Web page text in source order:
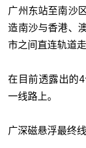
广州东站至南沙
造南沙与香港、
市之间直连轨道走
在目前透露出的
一线路上。
广深磁悬浮最终